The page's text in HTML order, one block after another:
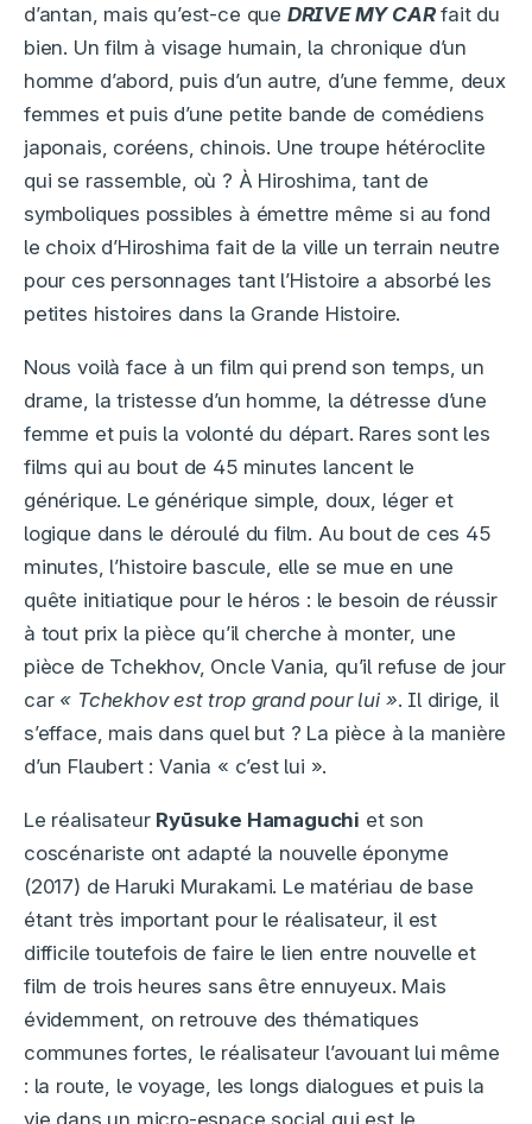
d’antan, mais qu’est-ce que DRIVE MY CARfait du
bien. Un film à visage humain, la chronique d’un
homme d’abord, puis d’un autre, d’une femme, deux
femmes et puis d’une petite bande de comédiens
japonais, coréens, chinois. Une troupe hétéroclite
qui se rassemble, où ? À Hiroshima, tant de
symboliques possibles à émettre même si au fond
le choix d’Hiroshima fait de la ville un terrain neutre
pour ces personnages tant l’Histoire a absorbé les
petites histoires dans la Grande Histoire.
Nous voilà face à un film qui prend son temps, un
drame, la tristesse d’un homme, la détresse d’une
femme et puis la volonté du départ. Rares sont les
films qui au bout de 45 minutes lancent le
générique. Le générique simple, doux, léger et
logique dans le déroulé du film. Au bout de ces 45
minutes, l’histoire bascule, elle se mue en une
quête initiatique pour le héros : le besoin de réussir
à tout prix la pièce qu’il cherche à monter, une
pièce de Tchekhov, Oncle Vania, qu’il refuse de jour
car « Tchekhov est trop grand pour lui ». Il dirige, il
s’efface, mais dans quel but ? La pièce à la manière
d’un Flaubert : Vania « c’est lui ».
Le réalisateur Ryūsuke Hamaguchi et son
coscénariste ont adapté la nouvelle éponyme
(2017) de Haruki Murakami. Le matériau de base
étant très important pour le réalisateur, il est
difficile toutefois de faire le lien entre nouvelle et
film de trois heures sans être ennuyeux. Mais
évidemment, on retrouve des thématiques
communes fortes, le réalisateur l’avouant lui même
: la route, le voyage, les longs dialogues et puis la
vie dans un micro-espace social qui est le